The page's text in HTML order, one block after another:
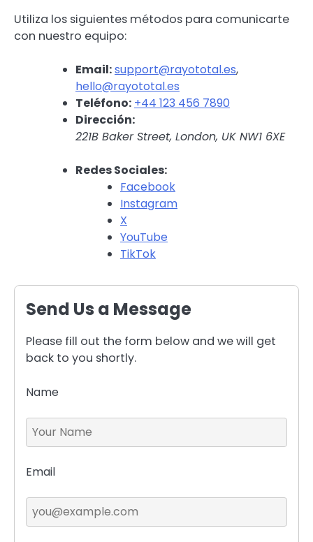
Utiliza los siguientes métodos para comunicarte
con nuestro equipo:
Email:support@rayototal.es,
hello@rayototal.es
Teléfono: +44 123 456 7890
Dirección:
221B Baker Street, London, UK NW1 6XE
Redes Sociales:
Facebook
Instagram
X
YouTube
TikTok
Send Us a Message
Please fill out the form below and we will get
back to you shortly.
Name
Email